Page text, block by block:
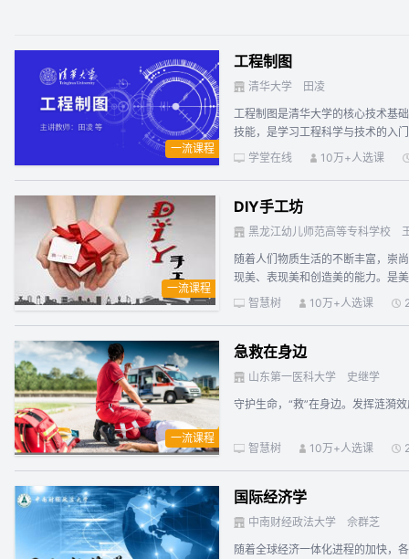
一流课程
工程制图
清华大学
田凌
工程制图是清华大学的核心技术基
技能，是学习工程科学与技术的入
图方法，轴测图及计算机辅助二
学堂在线 10万+人选课
一流课程
DIY手工坊
黑龙江幼儿师范高等专科学校
随着人们物质生活的不断丰富，崇
现美、表现美和创造美的能力。是
智慧树
10万+人选课
一流课程
急救在身边
山东第一医科大学
史继学
守护生命，“救”在身边。发挥涟漪
智慧树 10万+人选课
国际经济学
中南财经政法大学
佘群芝
随着全球经济一体化进程的加快，